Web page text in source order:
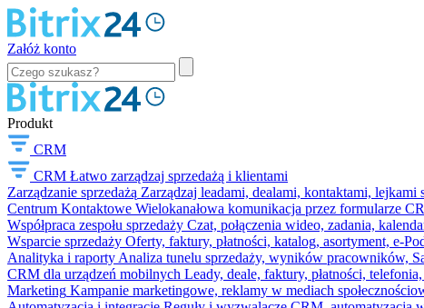
Załóż konto
Produkt
CRM
CRM Łatwo zarządzaj sprzedażą i klientami
Zarządzanie sprzedażą Zarządzaj leadami, dealami, kontaktami,
Centrum Kontaktowe Wielokanałowa komunikacja przez formularze
Współpraca zespołu sprzedaży Czat, połączenia wideo, zadania,
Wsparcie sprzedaży Oferty, faktury, płatności, katalog, asortyment, e-
Analityka i raporty Analiza tunelu sprzedaży, wyników pracowników,
CRM dla urządzeń mobilnych Leady, deale, faktury, płatności,
Marketing Kampanie marketingowe, reklamy w mediach